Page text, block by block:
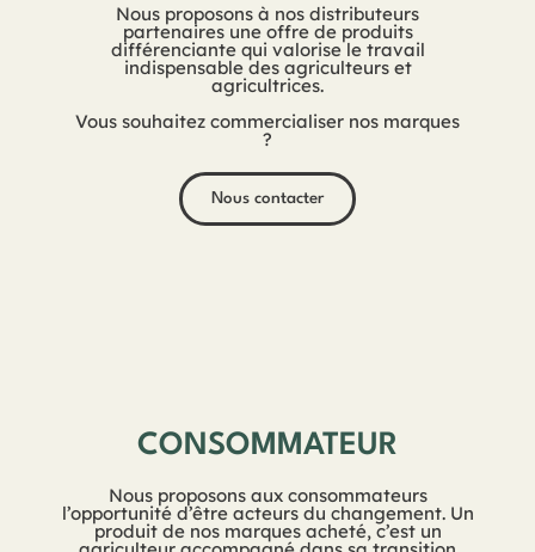
Nous proposons à nos distributeurs
partenaires une offre de produits
différenciante qui valorise le travail
indispensable des agriculteurs et
agricultrices.
Vous souhaitez commercialiser nos marques
?
Nous contacter
CONSOMMATEUR
Nous proposons aux consommateurs
l’opportunité d’être acteurs du changement. Un
produit de nos marques acheté, c’est un